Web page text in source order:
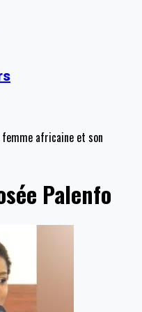
africaine et son
Palenfo